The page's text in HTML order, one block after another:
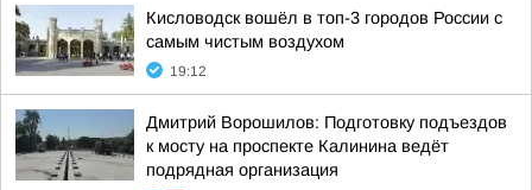
Кисловодск вошёл в топ-3 городов России с
самым чистым воздухом
19:12
Дмитрий Ворошилов: Подготовку подъездов
к мосту на проспекте Калинина ведёт
подрядная организация